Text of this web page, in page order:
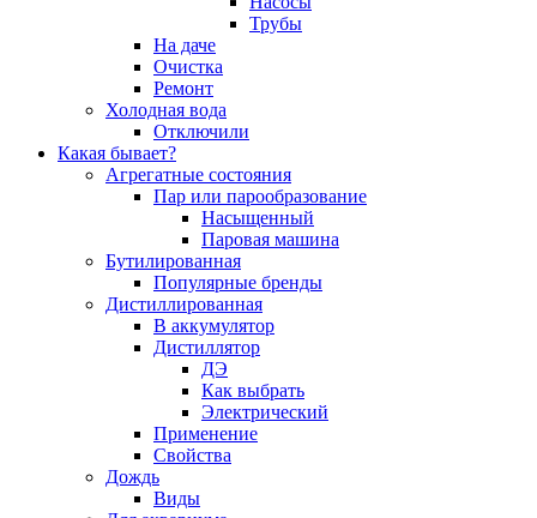
Трубы
На даче
Очистка
Ремонт
Холодная вода
Отключили
Какая бывает?
Агрегатные состояния
Пар или парообразование
Насыщенный
Паровая машина
Бутилированная
Популярные бренды
Дистиллированная
В аккумулятор
Дистиллятор
ДЭ
Как выбрать
Электрический
Применение
Свойства
Дождь
Виды